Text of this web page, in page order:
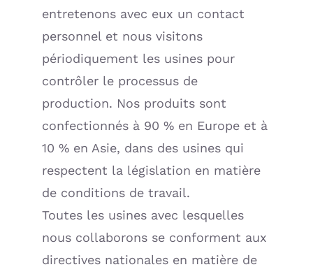
entretenons avec eux un contact
personnel et nous visitons
périodiquement les usines pour
contrôler le processus de
production. Nos produits sont
confectionnés à 90 % en Europe et à
10 % en Asie, dans des usines qui
respectent la législation en matière
de conditions de travail.
Toutes les usines avec lesquelles
nous collaborons se conforment aux
directives nationales en matière de